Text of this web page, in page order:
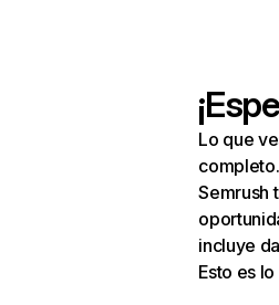
Lo que
Semrush
incluye
Esto es